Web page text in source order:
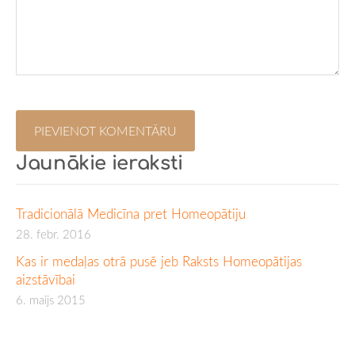
Jaunākie ieraksti
Tradicionālā Medicīna pret Homeopātiju
28. febr. 2016
Kas ir medaļas otrā pusē jeb Raksts Homeopātijas
aizstāvībai
6. maijs 2015